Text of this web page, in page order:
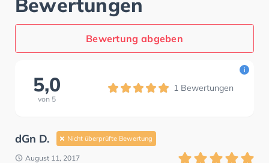
Bewertung abgeben
5,0
von 5
1 Bewertungen
i
dGn D. Nicht überprüfte Bewertung
August 11, 2017